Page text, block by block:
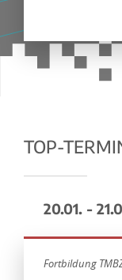
TOP-
20.01. -
Fortbildung